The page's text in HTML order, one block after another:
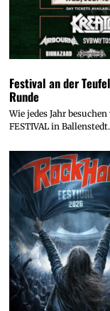
Festival an der
Runde
Wie jedes Jahr
FESTIVAL in